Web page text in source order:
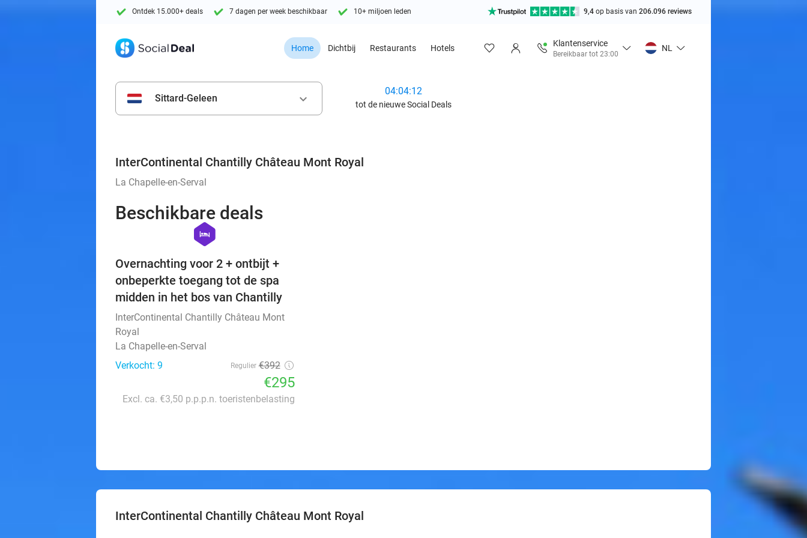
Ontdek 15.000+ deals 7 dagen per week beschikbaar 10+ miljoen leden 9,4 op basis van 206.096 reviews
Home Dichtbij Restaurants Hotels
Klantenservice
Bereikbaar tot 23:00
NL
Sittard-Geleen keyboard_arrow_down
04:04:10
tot de nieuwe Social Deals
InterContinental Chantilly Château Mont Royal
La Chapelle-en-Serval
Beschikbare deals
hexagon
hotel
Overnachting voor 2 + ontbijt +
onbeperkte toegang tot de spa
midden in het bos van Chantilly
InterContinental Chantilly Château Mont
Royal
La Chapelle-en-Serval
Verkocht: 9
Regulier €392
€295
Excl. ca. €3,50 p.p.p.n. toeristenbelasting
InterContinental Chantilly Château Mont Royal